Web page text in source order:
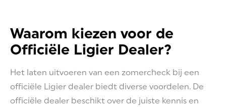
Waarom kiezen voor de
Officiële Ligier Dealer?
Het laten uitvoeren van een zomercheck bij een
officiële Ligier dealer biedt diverse voordelen. De
officiële dealer beschikt over de juiste kennis en